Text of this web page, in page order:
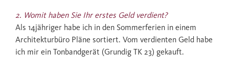
2. Womit haben Sie Ihr erstes Geld verdient?
Als 14jähriger habe ich in den Sommerferien in einem
Architekturbüro Pläne sortiert. Vom verdienten Geld habe
ich mir ein Tonbandgerät (Grundig TK 23) gekauft.